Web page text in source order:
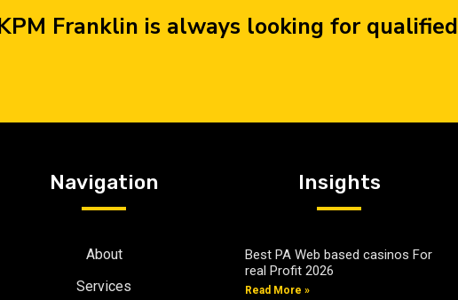
Franklin is always looking for qualified
Navigation
About
Services
Insights
Best PA Web based casinos For
real Profit 2026
Read More »